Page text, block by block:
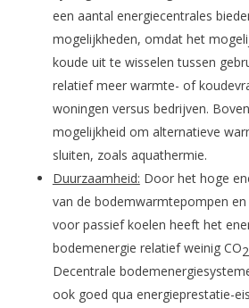
een aantal energiecentrales
mogelijkheden, omdat het
koude uit te wisselen tussen
relatief meer warmte- of
woningen versus bedrijven.
mogelijkheid om alternatieve
sluiten, zoals aquathermie.
Duurzaamheid: Door het hoge
van de bodemwarmtepompen
voor passief koelen heeft het
bodemenergie relatief weinig CO2
Decentrale
ook goed qua energieprestatie-